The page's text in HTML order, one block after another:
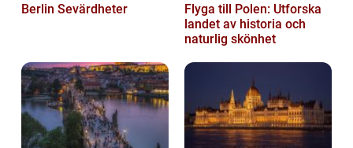
Berlin Sevärdheter
Flyga till Polen: Utforska
landet av historia och
naturlig skönhet